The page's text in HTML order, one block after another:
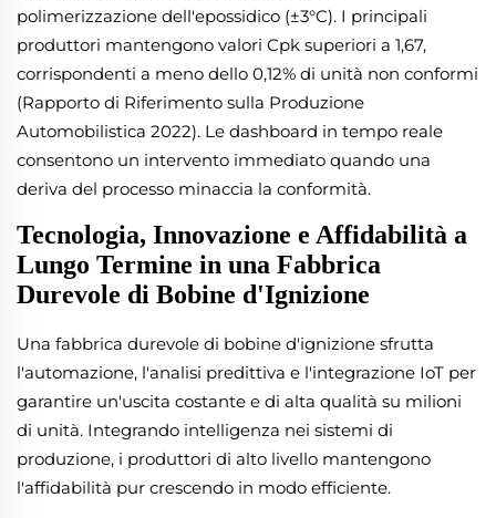
polimerizzazione dell'epossidico (±3°C). I principali
produttori mantengono valori Cpk superiori a 1,67,
corrispondenti a meno dello 0,12% di unità non conformi
(Rapporto di Riferimento sulla Produzione
Automobilistica 2022). Le dashboard in tempo reale
consentono un intervento immediato quando una
deriva del processo minaccia la conformità.
Tecnologia, Innovazione e Affidabilità a
Lungo Termine in una Fabbrica
Durevole di Bobine d'Ignizione
Una fabbrica durevole di bobine d'ignizione sfrutta
l'automazione, l'analisi predittiva e l'integrazione IoT per
garantire un'uscita costante e di alta qualità su milioni
di unità. Integrando intelligenza nei sistemi di
produzione, i produttori di alto livello mantengono
l'affidabilità pur crescendo in modo efficiente.